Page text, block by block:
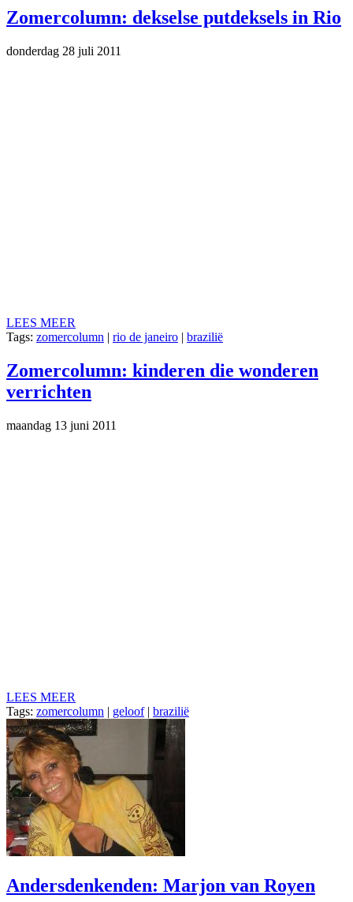
Zomercolumn: dekselse putdeksels in Rio
donderdag 28 juli 2011
LEES MEER
Tags: zomercolumn | rio de janeiro | brazilië
Zomercolumn: kinderen die wonderen
verrichten
maandag 13 juni 2011
LEES MEER
Tags: zomercolumn | geloof| brazilië
Andersdenkenden: Marjon van Royen